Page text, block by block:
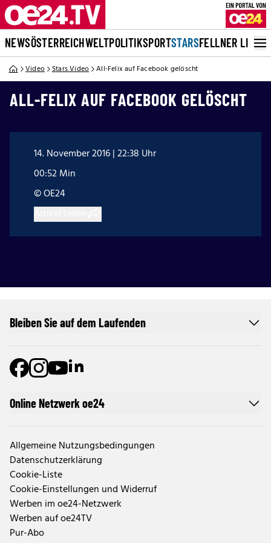
NEWSÖSTERREICHWELTPOLITIKSPORTSTARSFELLNER LIVE
Video Stars Video All-Felix auf Facebook gelöscht
ALL-FELIX AUF FACEBOOK GELÖSCHT
14. November 2016 | 22:38 Uhr
00:52 Min
© OE24
Online Netzwerk oe24
Allgemeine Nutzungsbedingungen
Datenschutzerklärung
Cookie-Liste
Cookie-Einstellungen und Widerruf
Werben im oe24-Netzwerk
Werben auf oe24TV
Pur-Abo
Bleiben Sie auf dem Laufenden